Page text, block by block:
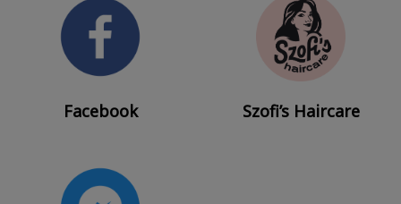
Facebook Szofi’s Haircare